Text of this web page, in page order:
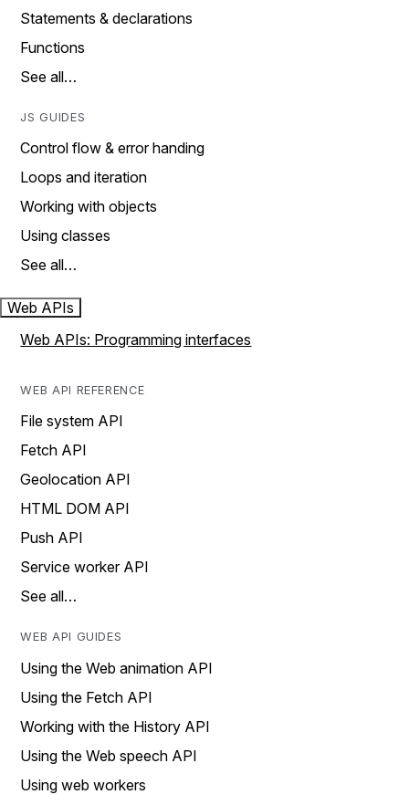
Statements & declarations
Functions
See all…
JS GUIDES
Control flow & error handing
Loops and iteration
Working with objects
Using classes
See all…
Web APIs
Web APIs: Programming interfaces
WEB API REFERENCE
File system API
Fetch API
Geolocation API
HTML DOM API
Push API
Service worker API
See all…
WEB API GUIDES
Using the Web animation API
Using the Fetch API
Working with the History API
Using the Web speech API
Using web workers